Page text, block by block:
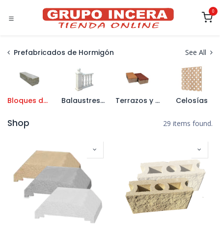
0
Prefabricados de Hormigón See All
Bloques de Hormigón Balaustres y Pasamanos Terrazos y Aceras Celosías
Shop 29 items found.